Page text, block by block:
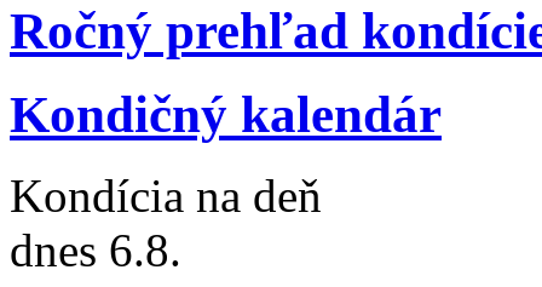
Ročný prehľad
Kondičný kalendár
Kondícia na deň
dnes 6.8.